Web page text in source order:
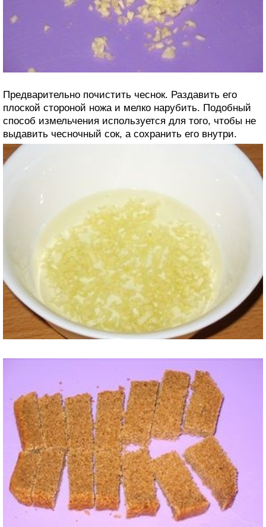
Предварительно почистить чеснок. Раздавить его
плоской стороной ножа и мелко нарубить. Подобный
способ измельчения используется для того, чтобы не
выдавить чесночный сок, а сохранить его внутри.